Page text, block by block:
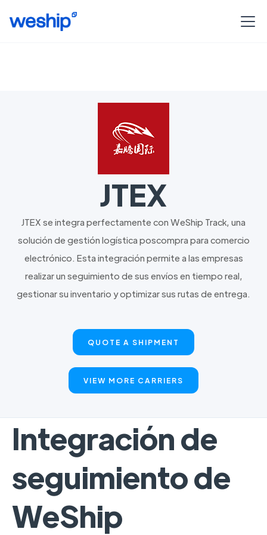
JTEX
JTEX se integra perfectamente con WeShip Track, una
solución de gestión logística poscompra para comercio
electrónico. Esta integración permite a las empresas
realizar un seguimiento de sus envíos en tiempo real,
gestionar su inventario y optimizar sus rutas de entrega.
QUOTE A SHIPMENT
VIEW MORE CARRIERS
Integración de
seguimiento de
WeShip